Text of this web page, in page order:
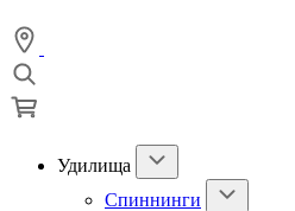
Удилища
Спиннинги